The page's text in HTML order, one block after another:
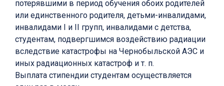
потерявшими в период обучения обоих родителей
или единственного родителя, детьми-инвалидами,
инвалидами I и II групп, инвалидами с детства,
студентам, подвергшимся воздействию радиации
вследствие катастрофы на Чернобыльской АЭС и
иных радиационных катастроф и т. п.
Выплата стипендии студентам осуществляется